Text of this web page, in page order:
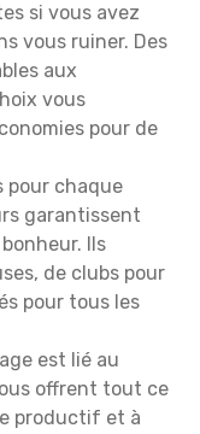
si vous avez
vous ruiner. Des
aux
vous
pour de
pour chaque
garantissent
Ils
de clubs pour
pour tous les
est lié au
offrent tout ce
productif et à